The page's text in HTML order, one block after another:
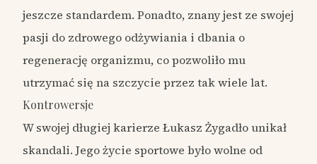
jeszcze standardem. Ponadto, znany jest ze swojej
pasji do zdrowego odżywiania i dbania o
regenerację organizmu, co pozwoliło mu
utrzymać się na szczycie przez tak wiele lat.
Kontrowersje
W swojej długiej karierze Łukasz Żygadło unikał
skandali. Jego życie sportowe było wolne od